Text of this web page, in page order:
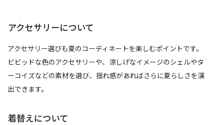
アクセサリーについて
アクセサリー選びも夏のコーディネートを楽しむポイントです。
ビビッドな色のアクセサリーや、涼しげなイメージのシェルやタ
ーコイズなどの素材を選び、揺れ感があればさらに夏らしさを演
出できます。
着替えについて